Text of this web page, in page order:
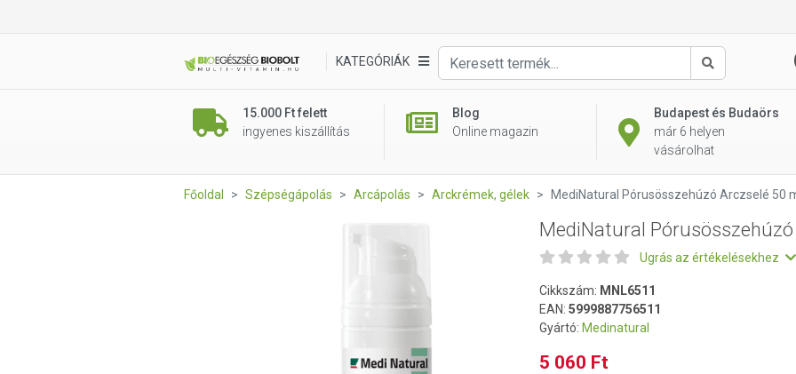
KATEGÓRIÁK
Keresés
15.000 Ft felett
ingyenes kiszállítás
Blog
Online magazin
Budapest és Budaörs
már 6 helyen
vásárolhat
Főoldal Szépségápolás Arcápolás Arckrémek, gélek MediNatural Pórusösszehúzó Arczselé 50
MediNatural
Ugrás az értékelésekhez
Cikkszám: MNL6511
EAN: 5999887756511
Gyártó: Medinatural
5 060 Ft